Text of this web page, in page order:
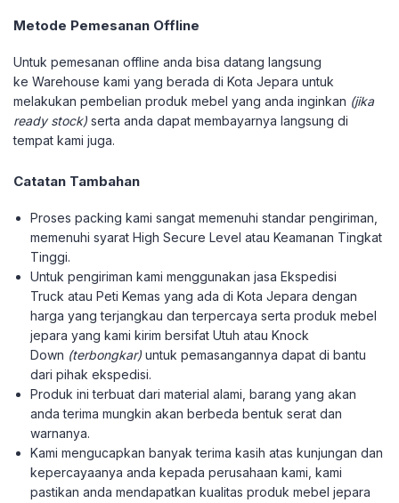
Metode Pemesanan Offline
Untuk pemesanan offline anda bisa datang langsung
ke Warehouse kami yang berada di Kota Jepara untuk
melakukan pembelian produk mebel yang anda inginkan (jika
ready stock) serta anda dapat membayarnya langsung di
tempat kami juga.
Catatan Tambahan
Proses packing kami sangat memenuhi standar pengiriman,
memenuhi syarat High Secure Level atau Keamanan Tingkat
Tinggi.
Untuk pengiriman kami menggunakan jasa Ekspedisi
Truck atau Peti Kemas yang ada di Kota Jepara dengan
harga yang terjangkau dan terpercaya serta produk mebel
jepara yang kami kirim bersifat Utuh atau Knock
Down (terbongkar) untuk pemasangannya dapat di bantu
dari pihak ekspedisi.
Produk ini terbuat dari material alami, barang yang akan
anda terima mungkin akan berbeda bentuk serat dan
warnanya.
Kami mengucapkan banyak terima kasih atas kunjungan dan
kepercayaanya anda kepada perusahaan kami, kami
pastikan anda mendapatkan kualitas produk mebel jepara